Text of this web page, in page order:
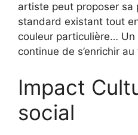
artiste peut proposer sa
standard existant tout
couleur particulière…
continue de s’enrichir
Impact
social